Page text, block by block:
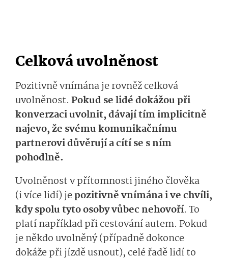
Celková uvolněnost
Pozitivně vnímána je rovněž celková
uvolněnost. Pokud se lidé dokážou při
konverzaci uvolnit, dávají tímimplicitně
najevo, že svému komunikačnímu
partnerovi důvěrují a cítí se s ním
pohodlně.
Uvolněnost v přítomnosti jiného člověka
(i více lidí) jepozitivně vnímána i ve chvíli,
kdy spolu tyto osoby vůbec nehovoří. To
platí například při cestování autem. Pokud
je někdo uvolněný (případně dokonce
dokáže při jízdě usnout), celé řadě lidí to